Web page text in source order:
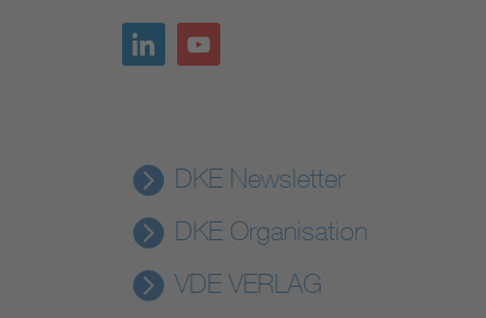
DKE Newsletter
DKE Organisation
VDE VERLAG